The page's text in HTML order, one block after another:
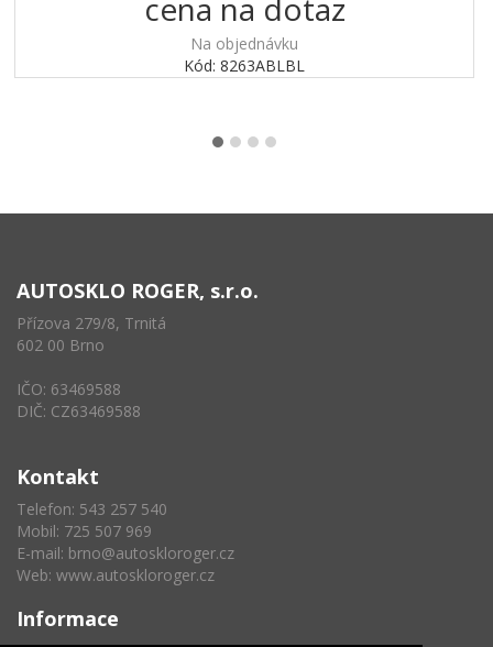
cena na dotaz
Na objednávku
Kód: 8263ABLBL
AUTOSKLO ROGER, s.r.o.
Přízova 279/8, Trnitá
602 00 Brno
IČO: 63469588
DIČ: CZ63469588
Kontakt
Telefon: 543 257 540
Mobil: 725 507 969
E-mail: brno@autoskloroger.cz
Web: www.autoskloroger.cz
Informace